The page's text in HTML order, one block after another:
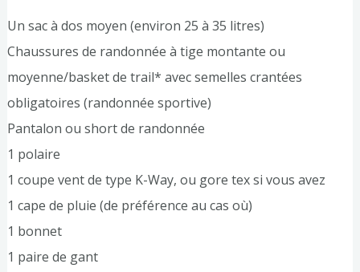
Un sac à dos moyen (environ 25 à 35 litres)
Chaussures de randonnée à tige montante ou
moyenne/basket de trail* avec semelles crantées
obligatoires (randonnée sportive)
Pantalon ou short de randonnée
1 polaire
1 coupe vent de type K-Way, ou gore tex si vous avez
1 cape de pluie (de préférence au cas où)
1 bonnet
1 paire de gant